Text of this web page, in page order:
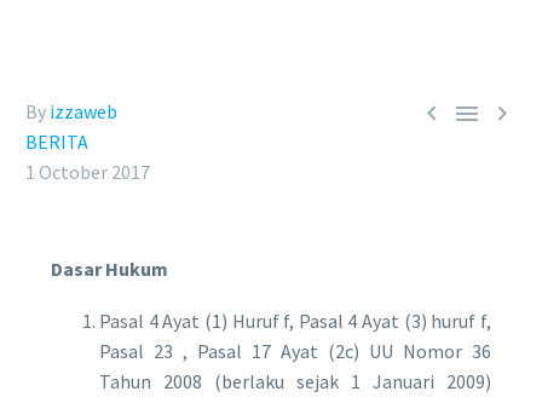
  
By izzaweb
BERITA
1 October 2017
Dasar Hukum
Pasal 4 Ayat (1) Huruf f, Pasal 4 Ayat (3) huruf f,
Pasal 23 , Pasal 17 Ayat (2c) UU Nomor 36
Tahun 2008 (berlaku sejak 1 Januari 2009)